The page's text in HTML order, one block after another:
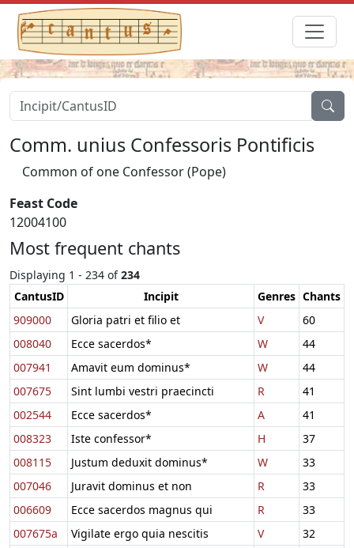
Comm. unius Confessoris Pontificis
Common of one Confessor (Pope)
Feast Code
12004100
Most frequent chants
Displaying 1 - 234 of234
CantusID
Incipit Genres Chants
909000
Gloria patri et filio et V
60
008040
Ecce sacerdos* W
44
007941
Amavit eum dominus* W
44
007675
Sint lumbi vestri praecincti R
41
002544
Ecce sacerdos* A
41
008323
Iste confessor* H
37
008115
Justum deduxit dominus* W
33
007046
Juravit dominus et non R
33
006609
Ecce sacerdos magnus qui R
33
007675a
Vigilate ergo quia nescitis V
32